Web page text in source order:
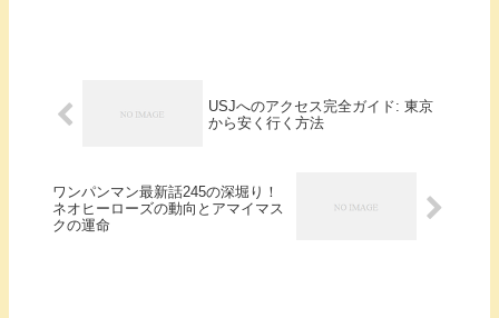
USJへのアクセス完全ガイド: 東京
から安く行く方法
ワンパンマン最新話245の深堀り！
ネオヒーローズの動向とアマイマス
クの運命